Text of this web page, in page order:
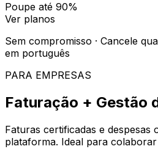
Poupe até 90%
Ver planos
Sem compromisso · Cancele
em português
PARA EMPRESAS
Faturação + Gestão
Faturas certificadas e despesas
plataforma. Ideal para